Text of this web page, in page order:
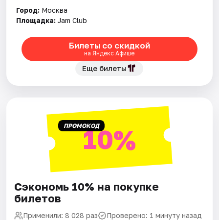
Артисты
Рейтинги
Город: Москва
Площадка: Jam Club
Билеты со скидкой
на Яндекс Афише
Еще билеты
ПРОМОКОД10%
Сэкономь 10% на покупке
билетов
Применили: 8 028 раз Проверено: 1 минуту назад